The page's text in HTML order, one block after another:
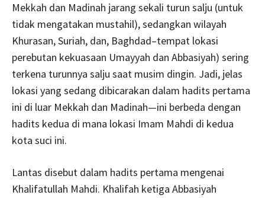
Mekkah dan Madinah jarang sekali turun salju (untuk
tidak mengatakan mustahil), sedangkan wilayah
Khurasan, Suriah, dan, Baghdad–tempat lokasi
perebutan kekuasaan Umayyah dan Abbasiyah) sering
terkena turunnya salju saat musim dingin. Jadi, jelas
lokasi yang sedang dibicarakan dalam hadits pertama
ini di luar Mekkah dan Madinah—ini berbeda dengan
hadits kedua di mana lokasi Imam Mahdi di kedua
kota suci ini.
Lantas disebut dalam hadits pertama mengenai
Khalifatullah Mahdi. Khalifah ketiga Abbasiyah